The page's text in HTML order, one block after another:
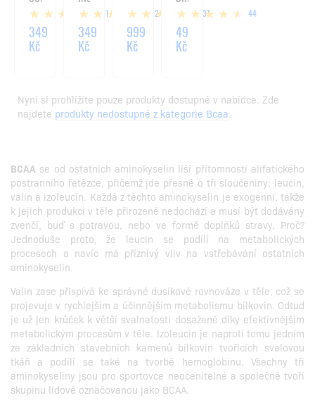
500G 61
349
Kč
400G 52
349
Kč
500G 131
999
Kč
330
ML 44
49
Kč
Nyní si prohlížíte pouze produkty dostupné v nabídce. Zde
najdete produkty nedostupné z kategorie Bcaa
BCAA se od ostatních aminokyselin liší přítomností alifatického
postranního řetězce, přičemž jde přesně o tři sloučeniny: leucin,
valin a izoleucin. Každá z těchto aminokyselin je exogenní, takže
k jejich produkci v těle přirozeně nedochází a musí být dodávány
zvenčí, buď s potravou, nebo ve formě doplňků stravy. Proč?
Jednoduše proto, že leucin se podílí na metabolických
procesech a navíc má příznivý vliv na vstřebávání ostatních
aminokyselin.
Valin zase přispívá ke správné dusíkové rovnováze v těle, což se
projevuje v rychlejším a účinnějším metabolismu bílkovin. Odtud
je už jen krůček k větší svalnatosti dosažené díky efektivnějším
metabolickým procesům v těle. Izoleucin je naproti tomu jedním
ze základních stavebních kamenů bílkovin tvořících svalovou
tkáň a podílí se také na tvorbě hemoglobinu. Všechny tři
aminokyseliny jsou pro sportovce neocenitelné a společně tvoří
skupinu lidově označovanou jako BCAA.